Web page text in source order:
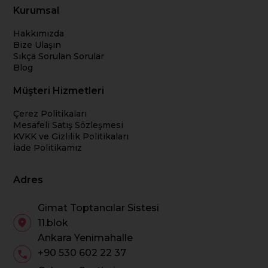
Kurumsal
Hakkımızda
Bize Ulaşın
Sıkça Sorulan Sorular
Blog
Müşteri Hizmetleri
Çerez Politikaları
Mesafeli Satış Sözleşmesi
KVKK ve Gizlilik Politikaları
İade Politikamız
Adres
Gimat Toptancılar Sistesi
11.blok
Ankara Yenimahalle
+90 530 602 22 37